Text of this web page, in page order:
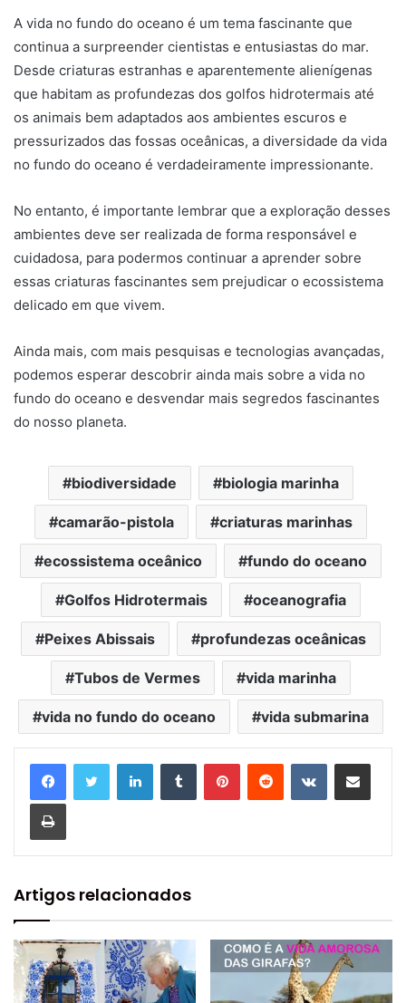
A vida no fundo do oceano é um tema fascinante que
continua a surpreender cientistas e entusiastas do mar.
Desde criaturas estranhas e aparentemente alienígenas
que habitam as profundezas dos golfos hidrotermais até
os animais bem adaptados aos ambientes escuros e
pressurizados das fossas oceânicas, a diversidade da vida
no fundo do oceano é verdadeiramente impressionante.
No entanto, é importante lembrar que a exploração desses
ambientes deve ser realizada de forma responsável e
cuidadosa, para podermos continuar a aprender sobre
essas criaturas fascinantes sem prejudicar o ecossistema
delicado em que vivem.
Ainda mais, com mais pesquisas e tecnologias avançadas,
podemos esperar descobrir ainda mais sobre a vida no
fundo do oceano e desvendar mais segredos fascinantes
do nosso planeta.
biodiversidade biologia marinha
camarão-pistola criaturas marinhas
ecossistema oceânico fundo do oceano
Golfos Hidrotermais oceanografia
Peixes Abissais profundezas oceânicas
Tubos de Vermes vida marinha
vida no fundo do oceano vida submarina
Artigos relacionados